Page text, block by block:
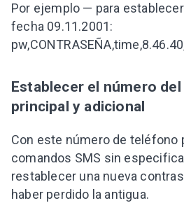
Por ejemplo — para
fecha 09.11.2001:
Establecer el número
principal y adicional
Con este número de teléfono
comandos SMS sin
restablecer una nueva
haber perdido la antigua.